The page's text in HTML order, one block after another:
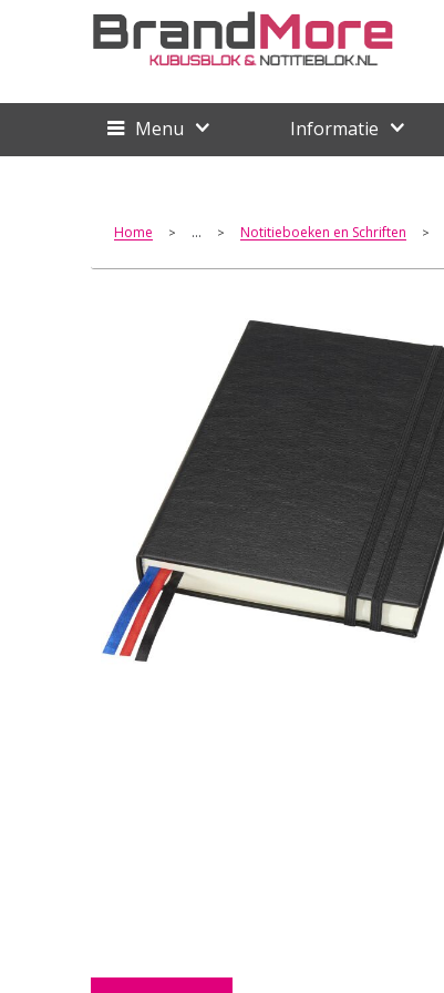
Menu Informatie
Home > ... > Notitieboeken en Schriften >